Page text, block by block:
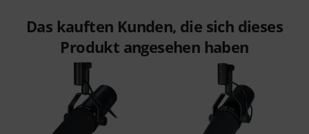
Das kauften Kunden, die sich dieses
Produkt angesehen haben